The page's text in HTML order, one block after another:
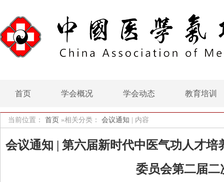
首页 学会概况 学会动态 教育培训
当前位置： 首页 »相关分类： 会议通知 内容
会议通知 | 第六届新时代中医气功人才
委员会第二届